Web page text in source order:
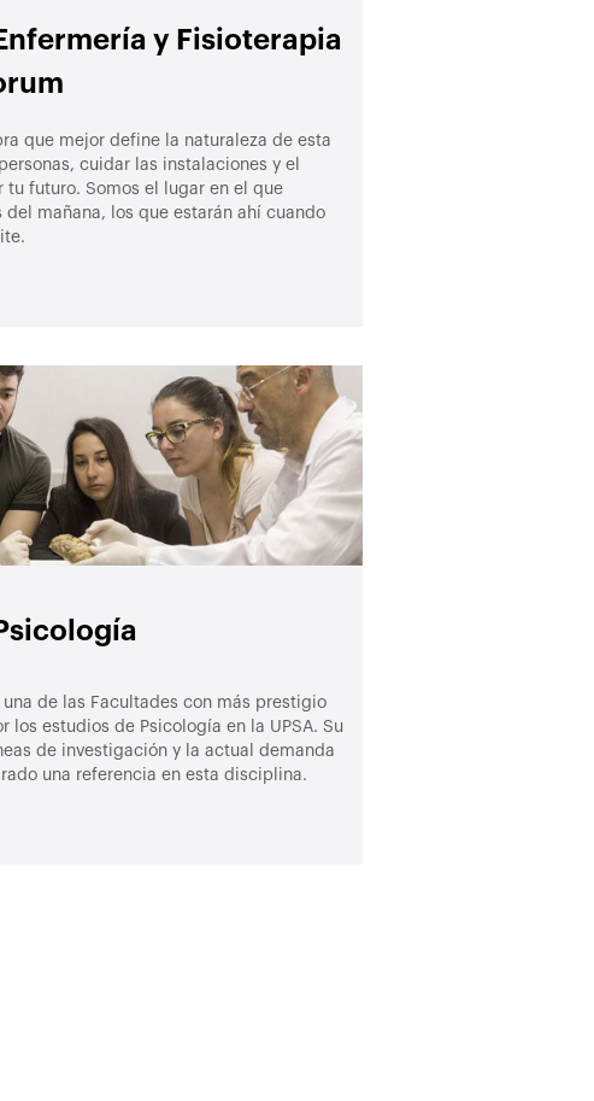
y Fisioterapia
que mejor define la naturaleza de esta
cuidar las instalaciones y el
tu futuro. Somos el lugar en el que
del mañana, los que estarán ahí cuando
de las Facultades con más prestigio
los estudios de Psicología en la UPSA. Su
de investigación y la actual demanda
una referencia en esta disciplina.